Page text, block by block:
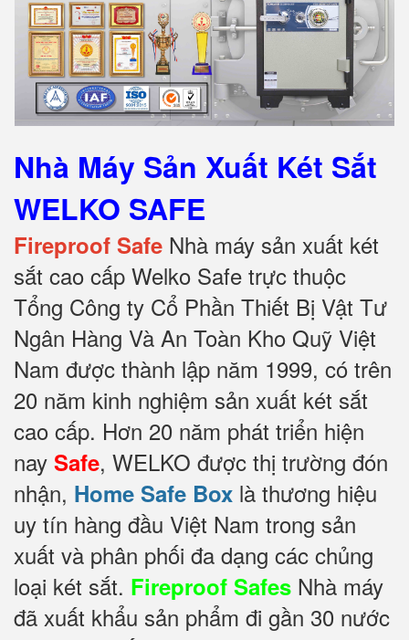
Nhà Máy Sản Xuất Két Sắt
WELKO SAFE
Fireproof Safe Nhà máy sản xuất két
sắt cao cấp Welko Safe trực thuộc
Tổng Công ty Cổ Phần Thiết Bị Vật Tư
Ngân Hàng Và An Toàn Kho Quỹ Việt
Nam được thành lập năm 1999, có trên
20 năm kinh nghiệm sản xuất két sắt
cao cấp. Hơn 20 năm phát triển hiện
nay Safe, WELKO được thị trường đón
nhận, Home Safe Box là thương hiệu
uy tín hàng đầu Việt Nam trong sản
xuất và phân phối đa dạng các chủng
loại két sắt. Fireproof Safes Nhà máy
đã xuất khẩu sản phẩm đi gần 30 nước